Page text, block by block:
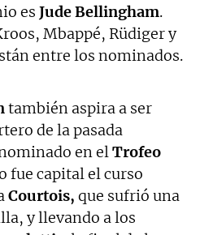
es Jude Bellingham.
Mbappé, Rüdiger y
entre los nominados.
también aspira a ser
de la pasada
en elTrofeo
fue capital el curso
Courtois, que sufrió una
y llevando a los